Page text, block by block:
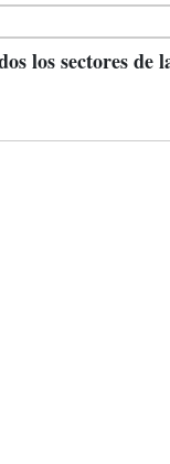
los sectores de